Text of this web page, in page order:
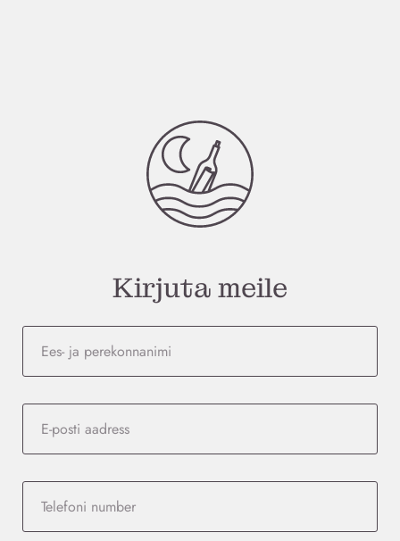
Kirjuta meile